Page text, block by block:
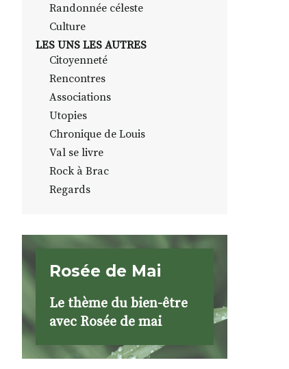
Randonnée céleste
Culture
LES UNS LES AUTRES
Citoyenneté
Rencontres
Associations
Utopies
Chronique de Louis
Val se livre
Rock à Brac
Regards
Rosée de Mai
Le thème du bien-être
avec Rosée de mai